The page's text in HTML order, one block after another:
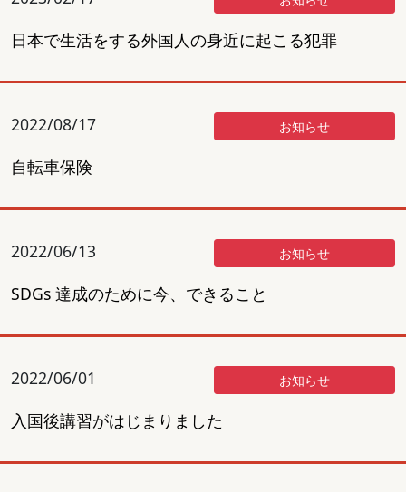
日本で生活をする外国人の身近に起こる犯罪
2022/08/17 お知らせ
自転車保険
2022/06/13 お知らせ
SDGs 達成のために今、できること
2022/06/01 お知らせ
入国後講習がはじまりました